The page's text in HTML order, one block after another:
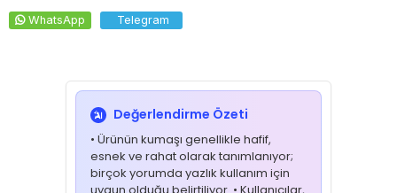
WhatsApp Telegram
Değerlendirme Özeti
• Ürünün kumaşı genellikle hafif,
esnek ve rahat olarak tanımlanıyor;
birçok yorumda yazlık kullanım için